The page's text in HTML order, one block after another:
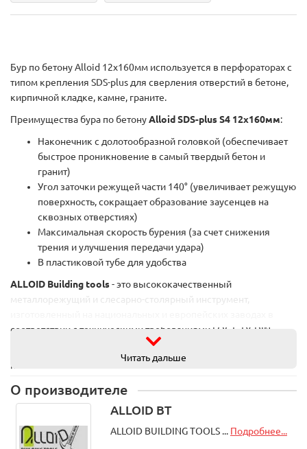
Бур по бетону Alloid 12x160мм используется в перфораторах с
типом крепления SDS-plus для сверления отверстий в бетоне,
кирпичной кладке, камне, граните.
Преимущества бура по бетонуAlloid SDS-plus S4 12x160мм:
Наконечник с долотообразной головкой (обеспечивает
быстрое проникновение в самый твердый бетон и
гранит)
Угол заточки режущей части 140° (увеличивает режущую
поверхность, сокращает образование заусенцев на
сквозных отверстиях)
Максимальная скорость бурения (за счет снижения
трения и улучшения передачи удара)
В пластиковой тубе для удобства
ALLOID Building tools- это высококачественный
металлорежущий и слесарно-столярный инструмент,
соответствии с техническими требованиями ГОСТ, ТУ, DIN.
предприятия: "Украинская железная дорога", "Центрэнерго",
Купить сверла Alloid оптом и в розницу с доставкой по Украине
можно в нашем интернет-магазине автомобильных
инструментов и аксесуаров.
Читать дальше
О производителе
ALLOID BT
ALLOID BUILDING TOOLS ... Подробнее...